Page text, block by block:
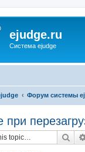
ejudge.ru
Система ejudge
Форум системы
при